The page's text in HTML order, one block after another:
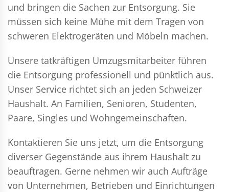
und bringen die Sachen zur Entsorgung. Sie
müssen sich keine Mühe mit dem Tragen von
schweren Elektrogeräten und Möbeln machen.
Unsere tatkräftigen Umzugsmitarbeiter führen
die Entsorgung professionell und pünktlich aus.
Unser Service richtet sich an jeden Schweizer
Haushalt. An Familien, Senioren, Studenten,
Paare, Singles und Wohngemeinschaften.
Kontaktieren Sie uns jetzt, um die Entsorgung
diverser Gegenstände aus ihrem Haushalt zu
beauftragen. Gerne nehmen wir auch Aufträge
von Unternehmen, Betrieben und Einrichtungen